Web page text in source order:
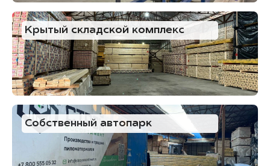
Крытый складской комплекс
Собственный автопарк